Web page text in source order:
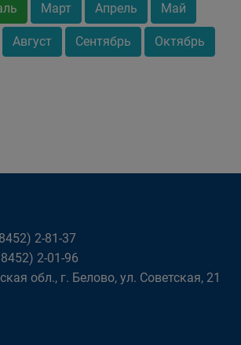
Март Апрель Май
Август Сентябрь Октябрь
2-81-37
2-01-96
обл., г. Белово, ул. Советская, 21